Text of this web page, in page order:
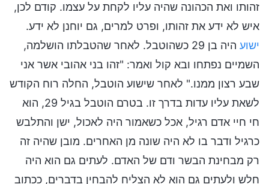
זהותו ואת הכהונה שהיה עליו לקחת על עצמו. קודם לכן,
איש לא ידע את זהותו, ופרט למרים, גם יוחנן לא ידע.
ישוע
היה בן 29 כשהוטבל. לאחר שהטבלתו הושלמה,
השמיים נפתחו ובא קול ואמר: "זהו בני אהובי אשר אני
שבע רצון ממנו." לאחר שישוע הוטבל, החלה רוח הקודש
לשאת עליו עדות בדרך זו. בטרם הוטבל בגיל 29, הוא
חי חיי אדם רגיל, אכל כשאמור היה לאכול, ישן והתלבש
כרגיל ודבר בו לא היה שונה מן האחרים. מובן שהיה זה
רק מבחינת הבשר ודם של האדם. לעתים גם הוא היה
חלש ולעתים גם הוא לא הצליח להבחין בדברים, ככתוב